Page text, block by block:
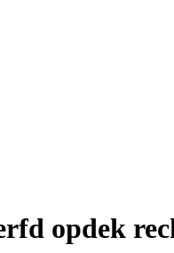
opdek